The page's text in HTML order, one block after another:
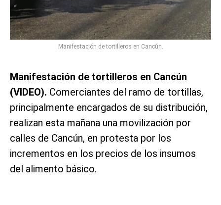
Manifestación de tortilleros en Cancún.
Manifestación de tortilleros en Cancún
(VIDEO). Comerciantes del ramo de tortillas,
principalmente encargados de su distribución,
realizan esta mañana una movilización por
calles de Cancún, en protesta por los
incrementos en los precios de los insumos
del alimento básico.